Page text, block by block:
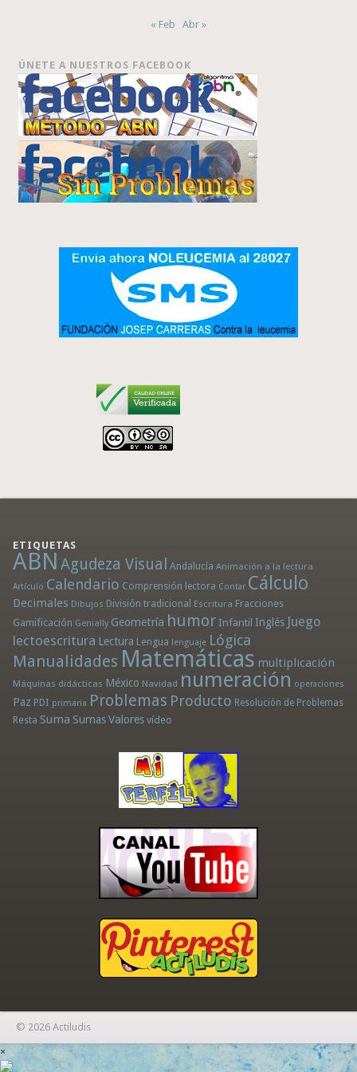
« Feb Abr »
ÚNETE A NUESTROS FACEBOOK
ETIQUETAS
ABN Agudeza Visual Andalucía Animación a la lectura
Artículo Calendario Comprensión lectora Contar Cálculo
Decimales Dibujos División tradicional Escritura Fracciones
Gamificación Genially Geometría humor Infantil Inglés Juego
lectoescritura Lectura Lengua lenguaje Lógica
Manualidades Matemáticas multiplicación
Máquinas didácticas México Navidad numeración operaciones
Paz PDI primaria Problemas Producto Resolución de Problemas
Resta Suma Sumas Valores vídeo
© 2026 Actiludis
×